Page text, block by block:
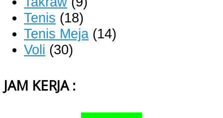
Tenis (18)
Tenis Meja (14)
Voli (30)
JAM KERJA :